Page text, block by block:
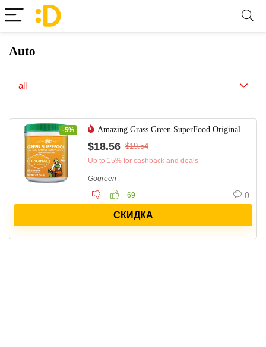
Auto
all
-5% Amazing Grass Green SuperFood Original
$18.56 $19.54
Up to 15% for cashback and deals
Gogreen
69
0
СКИДКА